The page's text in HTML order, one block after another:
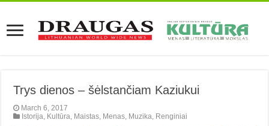
Trys dienos – šėlstančiam Kaziukui
March 6, 2017
Istorija, Kultūra, Maistas, Menas, Muzika, Renginiai